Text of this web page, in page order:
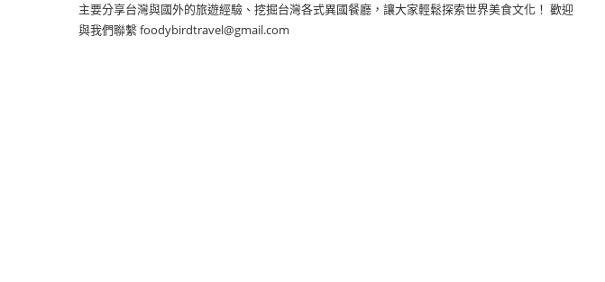
主要分享台灣與國外的旅遊經驗、挖掘台灣各式異國餐廳，讓大家輕鬆探索世界美食文化！ 歡迎
與我們聯繫 foodybirdtravel@gmail.com